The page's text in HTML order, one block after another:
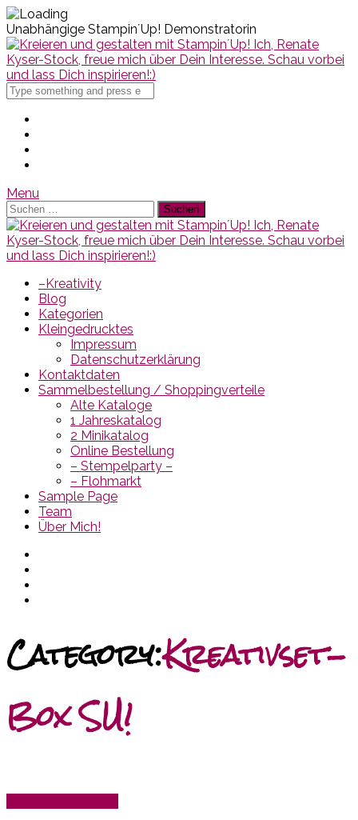
Unabhängige Stampin´Up! Demonstratorin
Search
for
Menu
Suchen
nach:
–Kreativity
Blog
Kategorien
Kleingedrucktes
Impressum
Datenschutzerklärung
Kontaktdaten
Sammelbestellung / Shoppingverteile
Alte Kataloge
1 Jahreskatalog
2 Minikatalog
Online Bestellung
– Stempelparty –
– Flohmarkt
Sample Page
Team
Über Mich!
Category:Kreativset-
Box SU!